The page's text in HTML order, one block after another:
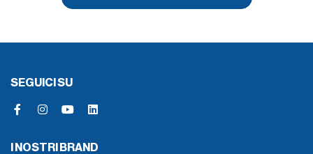
SEGUICI SU
I NOSTRI BRAND